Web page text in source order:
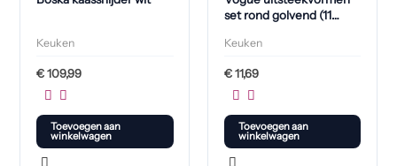
Keuken
€109,99
Toevoegen aan
winkelwagen
set rond golvend (11
Keuken
€11,69
Toevoegen aan
winkelwagen